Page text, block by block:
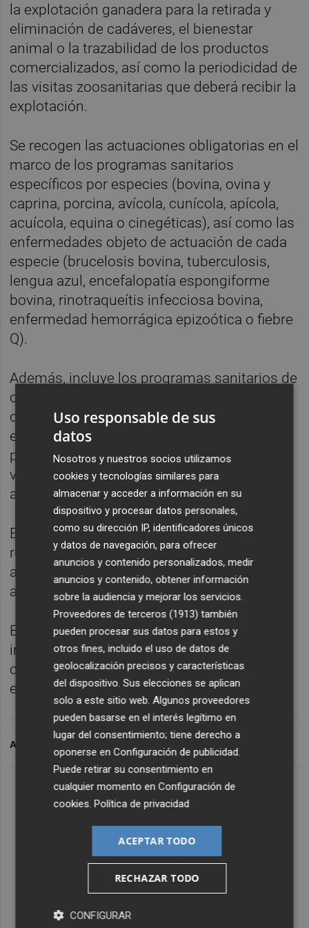
la explotación ganadera para la retirada y
eliminación de cadáveres, el bienestar
animal o la trazabilidad de los productos
comercializados, así como la periodicidad de
las visitas zoosanitarias que deberá recibir la
explotación.
Se recogen las actuaciones obligatorias en el
marco de los programas sanitarios
específicos por especies (bovina, ovina y
caprina, porcina, avícola, cunícola, apícola,
acuícola, equina o cinegéticas), así como las
enfermedades objeto de actuación de cada
especie (brucelosis bovina, tuberculosis,
lengua azul, encefalopatía espongiforme
bovina, rinotraqueítis infecciosa bovina,
enfermedad hemorrágica epizoótica o fiebre
Q).
Además, incluye los programas sanitarios de
carácter voluntario que la Conselleria
considera de mayor interés para las
explotaciones ganaderas, que los titulares
podrán desarrollar a través de sus
veterinarios de explotación o de la
agrupación de defensa sanitaria.
El análisis de las muestras recibidas se
realizará en la unidad de análisis de sanidad
animal de la Conselleria o en laboratorios
autorizados.
El cumplimiento del plan es requisito
indispensable para la percepción de
cualquier tipo de ayudas por parte de las
explotaciones ganaderas.
ARCHIVADO EN
Uso responsable de sus
datos
Nosotros y nuestros socios utilizamos
cookies y tecnologías similares para
almacenar y acceder a información en su
dispositivo y procesar datos personales,
como su dirección IP, identificadores únicos
y datos de navegación, para ofrecer
anuncios y contenido personalizados, medir
anuncios y contenido, obtener información
sobre la audiencia y mejorar los servicios.
Proveedores de terceros (1913) también
pueden procesar sus datos para estos y
otros fines, incluido el uso de datos de
geolocalización precisos y características
del dispositivo. Sus elecciones se aplican
solo a este sitio web. Algunos proveedores
pueden basarse en el interés legítimo en
lugar del consentimiento; tiene derecho a
oponerse enConfiguración de publicidad
Puede retirar su consentimiento en
cualquier momento enConfiguración de
cookies .Política de privacidad
ACEPTAR TODO
RECHAZAR TODO
CONFIGURAR